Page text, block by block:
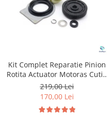
Kit Complet Reparatie Pinion
Rotita Actuator Motoras Cutie
Transfer pentru BMW
219,00 Lei
170,00 Lei